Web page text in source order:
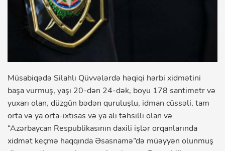
Müsabiqədə Silahlı Qüvvələrdə həqiqi hərbi xidmətini
başa vurmuş, yaşı 20-dən 24-dək, boyu 178 santimetr və
yuxarı olan, düzgün bədən quruluşlu, idman cüssəli, tam
orta və ya orta-ixtisas və ya ali təhsilli olan və
“Azərbaycan Respublikasının daxili işlər orqanlarında
xidmət keçmə haqqında Əsasnamə”də müəyyən olunmuş